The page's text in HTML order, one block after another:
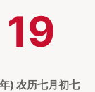
19
) 农历七月初七